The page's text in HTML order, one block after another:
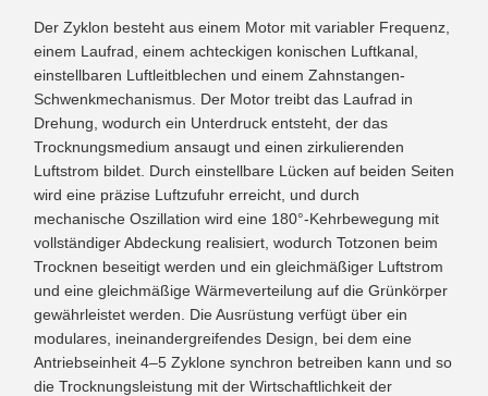
Der Zyklon besteht aus einem Motor mit variabler Frequenz,
einem Laufrad, einem achteckigen konischen Luftkanal,
einstellbaren Luftleitblechen und einem Zahnstangen-
Schwenkmechanismus. Der Motor treibt das Laufrad in
Drehung, wodurch ein Unterdruck entsteht, der das
Trocknungsmedium ansaugt und einen zirkulierenden
Luftstrom bildet. Durch einstellbare Lücken auf beiden Seiten
wird eine präzise Luftzufuhr erreicht, und durch
mechanische Oszillation wird eine 180°-Kehrbewegung mit
vollständiger Abdeckung realisiert, wodurch Totzonen beim
Trocknen beseitigt werden und ein gleichmäßiger Luftstrom
und eine gleichmäßige Wärmeverteilung auf die Grünkörper
gewährleistet werden. Die Ausrüstung verfügt über ein
modulares, ineinandergreifendes Design, bei dem eine
Antriebseinheit 4–5 Zyklone synchron betreiben kann und so
die Trocknungsleistung mit der Wirtschaftlichkeit der